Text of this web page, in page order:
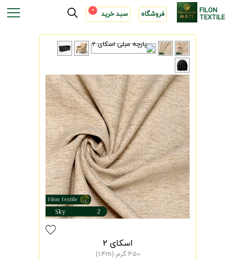
FILON
TEXTILE فروشگاه سبد خرید 0
اسکای 2
450 گرم (1.4m)